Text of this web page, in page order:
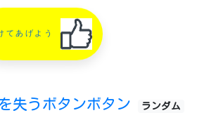
てあげよう
失うボタンボタン ランダム